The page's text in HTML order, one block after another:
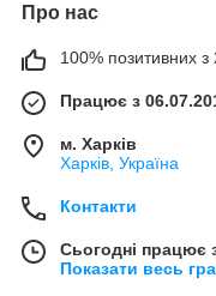
Про нас
100% позитивних з
Працює з
м. Харків
Харків, Україна
Контакти
Сьогодні працює
Показати весь